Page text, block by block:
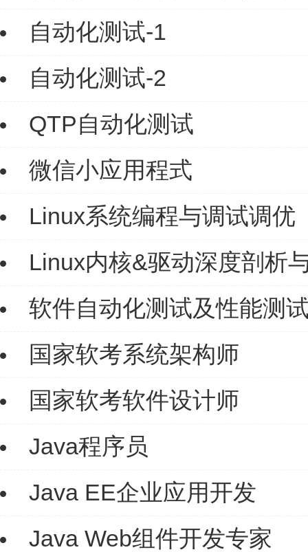
自动化测试-1
自动化测试-2
QTP自动化测试
微信小应用程式
Linux系统编程与调试调优
Linux内核&驱动深度剖析
软件自动化测试及性能测
国家软考系统架构师
国家软考软件设计师
Java程序员
Java EE企业应用开发
Java Web组件开发专家